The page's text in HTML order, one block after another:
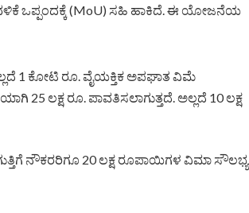
ಒಪ್ಪಂದಕ್ಕೆ (MoU) ಸಹಿ ಹಾಕಿದೆ. ಈ ಯೋಜನೆಯ
1 ಕೋಟಿ ರೂ. ವೈಯಕ್ತಿಕ ಅಪಘಾತ ವಿಮೆ
25 ಲಕ್ಷ ರೂ. ಪಾವತಿಸಲಾಗುತ್ತದೆ. ಅಲ್ಲದೆ 10 ಲಕ್ಷ
ನೌಕರರಿಗೂ 20 ಲಕ್ಷ ರೂಪಾಯಿಗಳ ವಿಮಾ ಸೌಲಭ್ಯ